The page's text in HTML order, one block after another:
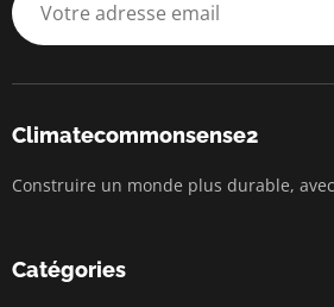
Climatecommonsense2
Construire un monde plus durable,
Catégories